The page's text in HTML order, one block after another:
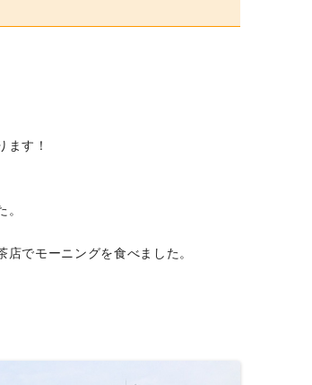
ます！
でモーニングを食べました。